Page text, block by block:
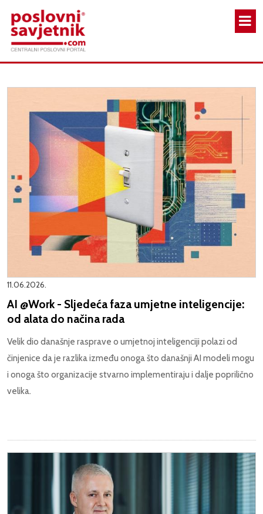
11.06.2026.
AI @Work - Sljedeća faza umjetne inteligencije:
od alata do načina rada
Velik dio današnje rasprave o umjetnoj inteligenciji polazi od
činjenice da je razlika između onoga što današnji AI modeli mogu
i onoga što organizacije stvarno implementiraju i dalje poprilično
velika.